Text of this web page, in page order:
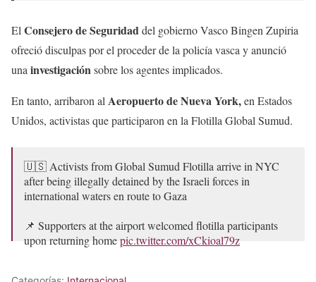
El Consejero de Seguridaddel gobierno Vasco Bingen Zupiria
ofreció disculpas por el proceder de la policía vasca y anunció
una investigaciónsobre los agentes implicados.
En tanto, arribaron al Aeropuerto de Nueva York,en Estados
Unidos, activistas que participaron en la Flotilla Global Sumud.
🇺🇸 Activists from Global Sumud Flotilla arrive in NYC
after being illegally detained by the Israeli forces in
international waters en route to Gaza
📌 Supporters at the airport welcomed flotilla participants
upon returning homepic.twitter.com/xCkioal79z